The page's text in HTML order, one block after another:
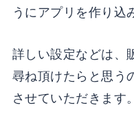
うにアプリを作り込
詳しい設定などは、
尋ね頂けたらと思う
させていただきます。